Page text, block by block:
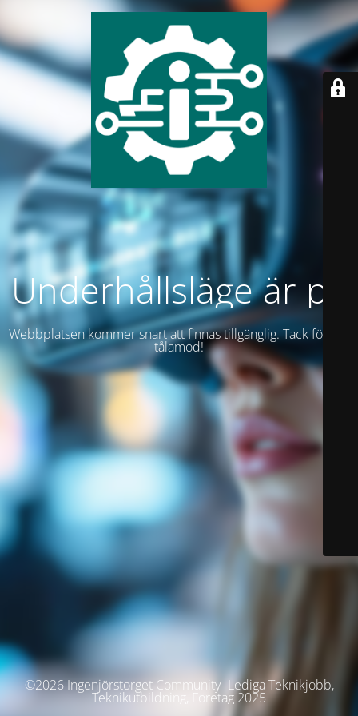
Underhållsläge är på
Webbplatsen kommer snart att finnas tillgänglig. Tack för ditt
tålamod!
©2026 Ingenjörstorget Community- Lediga Teknikjobb,
Teknikutbildning, Företag 2025